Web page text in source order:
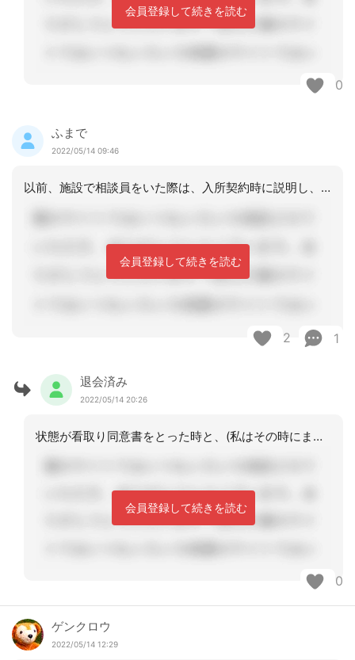
会員登録して続きを読む
0
ふまで
2022/05/14 09:46
以前、施設で相談員をいた際は、入所契約時に説明し、希望される方はその場で同意書を
会員登録して続きを読む
2 1
退会済み
2022/05/14 20:26
状態が看取り同意書をとった時と、(私はその時にまだ就職しておりませんでした)明ら
会員登録して続きを読む
0
ゲンクロウ
2022/05/14 12:29